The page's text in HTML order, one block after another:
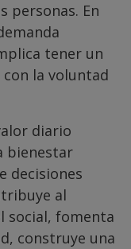
personas. En
tener un
la voluntad
diario
bienestar
decisiones
al
social, fomenta
construye una